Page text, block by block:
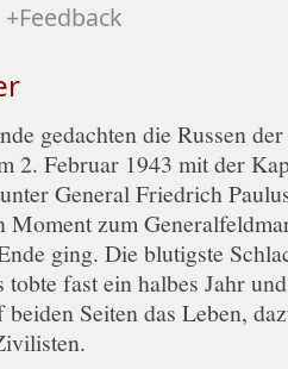
+Feedback
gedachten die Russen
2. Februar 1943 mit der
General Friedrich
Moment zum
ging. Die blutigste
fast ein halbes Jahr
Seiten das Leben,